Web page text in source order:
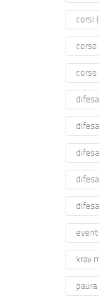
corsi
corso
corso
difesa
krav
paura